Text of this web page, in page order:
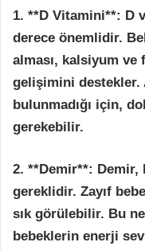
1. **D Vitamini**: D
derece önemlidir.
alması, kalsiyum
gelişimini destekler.
bulunmadığı için,
gerekebilir.
2. **Demir**: Demir,
gereklidir. Zayıf
sık görülebilir. Bu
bebeklerin enerji